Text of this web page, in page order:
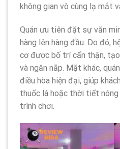
không gian vô cùng lạ mắt
Quán ưu tiên đặt sự văn
hàng lên hàng đầu. Do đó,
cơ được bố trí cẩn thận,
và ngăn nắp. Mặt khác,
điều hòa hiện đại, giúp
thuốc lá hoặc thời tiết
trình chơi.